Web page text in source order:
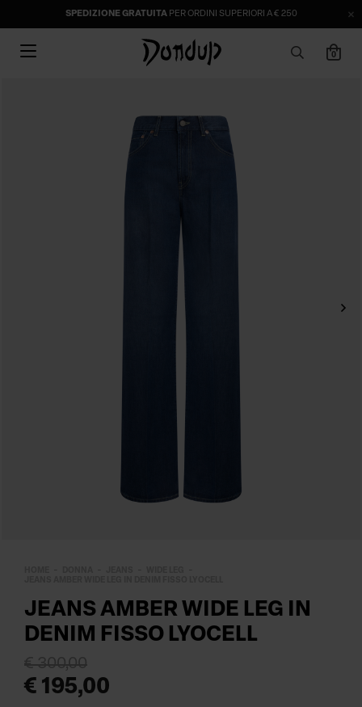
SPEDIZIONE GRATUITAPER ORDINI SUPERIORI A € 250
0
JEANS AMBER WIDE LEG IN
DENIM FISSO LYOCELL
€ 195,00
€ 300,00